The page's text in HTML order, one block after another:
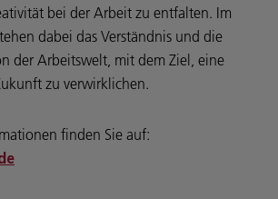
bei der Arbeit zu entfalten. Im
dabei das Verständnis und die
der Arbeitswelt, mit dem Ziel, eine
zu verwirklichen.
finden Sie auf: